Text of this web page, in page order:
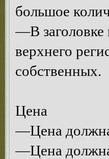
большое
—В заголовке
верхнего
собственных.
Цена
—Цена должна
—Цена должна